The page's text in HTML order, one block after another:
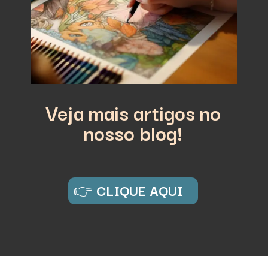
Veja mais artigos no
nosso blog!
👉 CLIQUE AQUI